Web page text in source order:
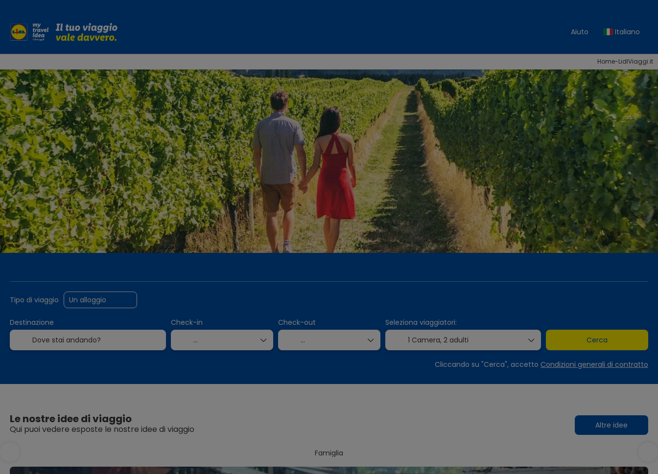
Aiuto Italiano
Home-LidlViaggi.it
Tipo di viaggio
Destinazione Check-in Check-out
Seleziona viaggiatori:
1 Camera, 2 adulti Cerca
Cliccando su "Cerca", accetto Condizioni generali di contratto
Le nostre idee di viaggio
Qui puoi vedere esposte le nostre idee di viaggio Altre idee
Famiglia